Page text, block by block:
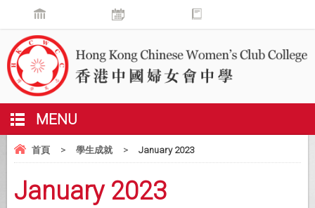
MENU
首頁 > 學生成就 > January 2023
January 2023